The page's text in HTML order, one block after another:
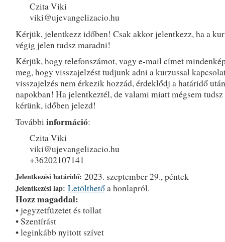
Czita Viki
viki@ujevangelizacio.hu
Kérjük, jelentkezz időben! Csak akkor jelentkezz, ha a
végig jelen tudsz maradni!
Kérjük, hogy telefonszámot, vagy e-mail címet
meg, hogy visszajelzést tudjunk adni a kurzussal
visszajelzés nem érkezik hozzád, érdeklődj a határidő
napokban! Ha jelentkeztél, de valami miatt mégsem tudsz
kérünk, időben jelezd!
További információ:
Czita Viki
viki@ujevangelizacio.hu
+36202107141
Jelentkezési határidő: 2023. szeptember 29., péntek
Jelentkezési lap: Letölthetőa honlapról.
Hozz magaddal:
• jegyzetfüzetet és tollat
• Szentírást
• leginkább nyitott szívet